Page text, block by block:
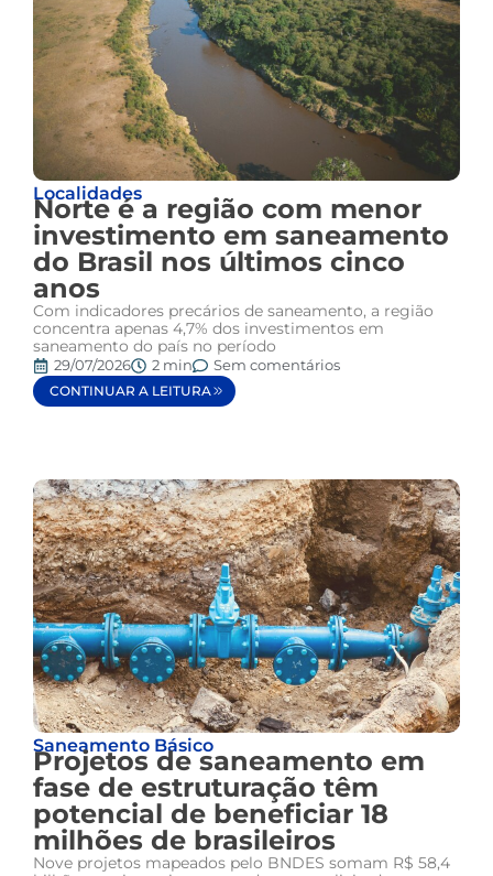
Localidades
Norte é a região com menor
investimento em saneamento
do Brasil nos últimos cinco
anos
Com indicadores precários de saneamento, a região
concentra apenas 4,7% dos investimentos em
saneamento do país no período
29/07/2026 2 min Sem comentários
CONTINUAR A LEITURA
Saneamento Básico
Projetos de saneamento em
fase de estruturação têm
potencial de beneficiar 18
milhões de brasileiros
Nove projetos mapeados pelo BNDES somam R$ 58,4